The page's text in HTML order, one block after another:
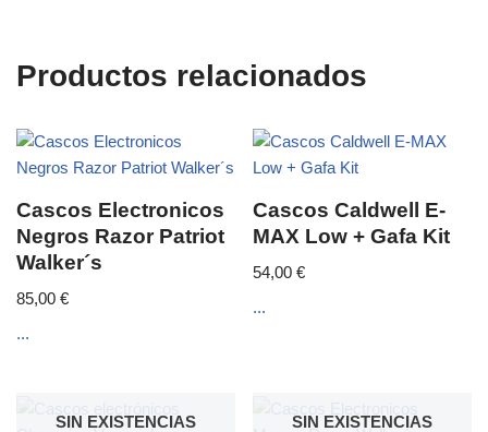
Productos relacionados
Cascos Electronicos
Negros Razor Patriot
Walker´s
85,00 €
...
Cascos Caldwell E-
MAX Low + Gafa Kit
54,00€
...
SIN EXISTENCIAS SIN EXISTENCIAS